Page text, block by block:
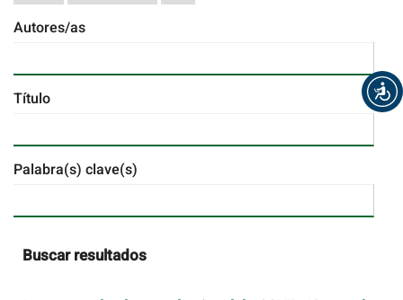
Autores/as
Título
Palabra(s) clave(s)
Buscar resultados